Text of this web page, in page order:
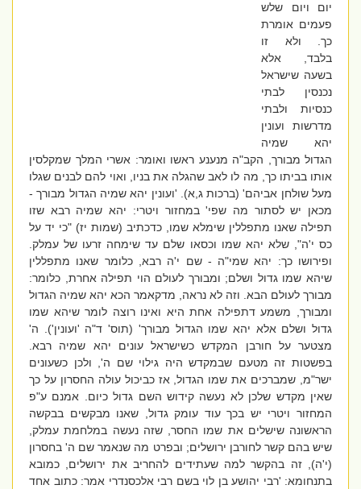
יום ויום שלש
פעמים אומרת
כך. ולא זו
בלבד, אלא
בשעה שישראל
נכנסין לבתי
כנסיות ולבתי
מדרשות ועונין
יהא שמיה
הגדול מבורך, הקב"ה מנענע ראשו ואומר: אשרי המלך שמקלסין
אותו בביתו כך, מה לו לאב שהגלה את בניו, ואוי להם לבנים שגלו
מעל שולחן אביהם' (ברכות ג,א). 'ועונין יהא שמיה הגדול מבורך -
מכאן יש לסתור מה שפי' במחזור ויטרי: יהא שמיה רבא שזו
תפילה שאנו מתפללין שימלא שמו, כדכתיב (שמות יז) "כי יד על
כס י'ה", שלא יהא שמו וכסאו שלם עד שימחה זרעו של עמלק.
ופירושו כך: יהא שמי"ה - שם י'ה רבא, כלומר שאנו מתפללין
שיהא שמו גדול ושלם; ומבורך לעולם הוי תפילה אחרת, כלומר:
מבורך לעולם הבא. וזה לא נראה, מדקאמר הכא יהא שמיה הגדול
ומבורך, משמע דתפילה אחת היא ואינו רוצה לומר שיהא שמו
גדול ושלם אלא יהא שמו הגדול מבורך' (תוס' ד"ה 'ועונין'). ה'
מצטער על חורבן המקדש כשישראל עונים יהא שמיה רבא.
בפשטות זה מטעם שבמקדש היה גילוי שם ה', ולכן כשעונים
ישר"מ, שמברכים את שמו הגדול, אז כביכול עולה החסרון על כך
שאין מקדש שלכן לא נעשה קידוש השם גדול כיום. אמנם ע"פ
המחזור ויטרי יש בכך עוד עומק גדול, שאנו מבקשים בבקשה
הראשונה שישלים את שמו החסר, שזה נעשה במלחמת עמלק,
שיש בהם קשר לחורבן ירושלים; ובפרט מה שנאמר שם ה' בחסרון
(י'ה), זה בהקשר למה שעתידים להחריב את ירושלים, כמובא
בתנחומא: 'רבי יהושע בן לוי בשם רבי אלכסנדרי אמר: כתוב אחד